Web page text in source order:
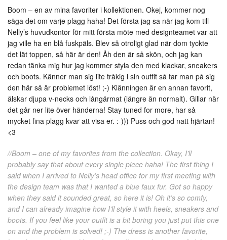
Boom – en av mina favoriter i kollektionen. Okej, kommer nog
säga det om varje plagg haha! Det första jag sa när jag kom till
Nelly’s huvudkontor för mitt första möte med designteamet var att
jag ville ha en blå fuskpäls. Blev så otroligt glad när dom tyckte
det lät toppen, så här är den! Åh den är så skön, och jag kan
redan tänka mig hur jag kommer styla den med klackar, sneakers
och boots. Känner man sig lite tråkig i sin outfit så tar man på sig
den här så är problemet löst! ;-) Klänningen är en annan favorit,
älskar djupa v-necks och långärmat (längre än normalt). Gillar när
det går ner lite över händerna! Stay tuned for more, har så
mycket fina plagg kvar att visa er. :-))) Puss och god natt hjärtan!
<3
//Boom – one of my favorites from the collection. Okay, I’ll
probably say that about every single piece haha! The first thing I
said when I arrived to Nelly’s head office for my first meeting with
the design team was that I wanted a blue faux fur. Got so happy
when they said it sounded great, so here it is! Oh it’s so comfy,
and I can already imagine how I’ll style it with heels, sneakers and
boots. If you feel like your outfit is a bit boring you just put this one
on and the problem is solved! ;-) The dress is another favorite,